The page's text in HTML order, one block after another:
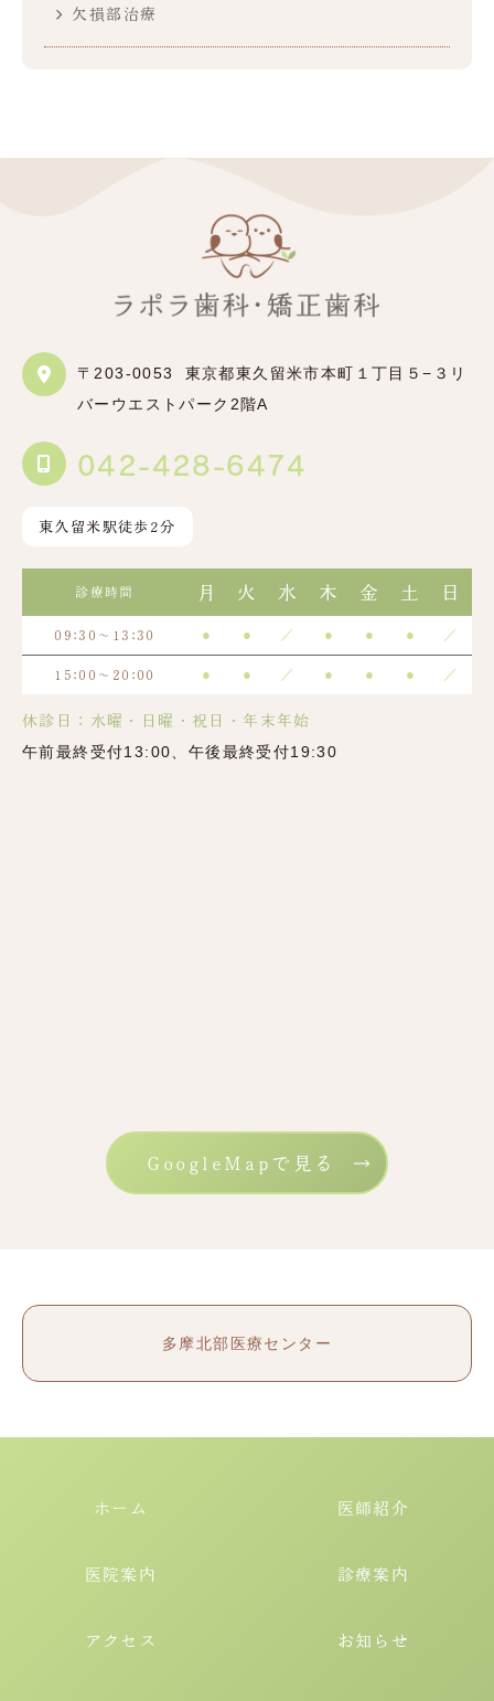
欠損部治療
〒203-0053
東京都東久留米市本町１丁目５−３リ
バーウエストパーク2階A
042-428-6474
東久留米駅徒歩2分
診療時間 月 火 水 木 金 土 日
09:30～13:30 ● ● ／ ● ● ● ／
15:00～20:00 ● ● ／ ● ● ● ／
休診日：水曜・日曜・祝日・年末年始
午前最終受付13:00、午後最終受付19:30
GoogleMapで見る
多摩北部医療センター
ホーム 医師紹介
医院案内 診療案内
アクセス お知らせ